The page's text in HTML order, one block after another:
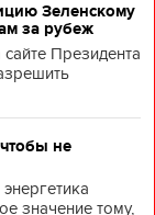
Зеленскому
за рубеж
Президента
не
значение тому,